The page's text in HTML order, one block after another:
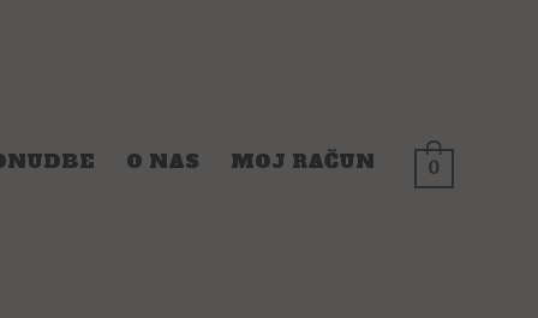
O NAS MOJ RAČUN 0